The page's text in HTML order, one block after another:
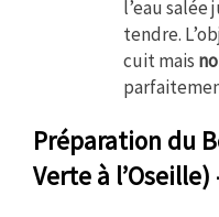
l’eau salée
tendre.
cuit mais
Préparation du
Verte à